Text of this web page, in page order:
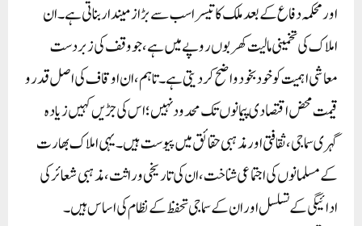
اور محکمہ دفاع کے بعد ملک کا تیسرا سب سے بڑا زمیندار بناتی ہے۔ ان
املاک کی تخمینی مالیت کھربوں روپے میں ہے، جو وقف کی زبردست
معاشی اہمیت کو خود بخود واضح کر دیتی ہے۔ تاہم، ان اوقاف کی اصل قدر و
قیمت محض اقتصادی پیمانوں تک محدود نہیں؛ اس کی جڑیں کہیں زیادہ
گہری سماجی، ثقافتی اور مذہبی حقائق میں پیوست ہیں۔ یہی املاک بھارت
کے مسلمانوں کی اجتماعی شناخت، ان کی تاریخی وراثت، مذہبی شعائر کی
ادائیگی کے تسلسل اور ان کے سماجی تحفظ کے نظام کی اساس ہیں۔